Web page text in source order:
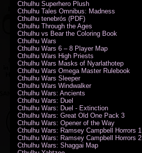
Cthulhu Superhero Plush
Cthulhu Tales Omnibus: Madness
Cthulhu tenebrós (PDF)
Cthulhu Through the Ages
Cthulhu vs Bear the Coloring Book
Cthulhu Wars
Cthulhu Wars 6 – 8 Player Map
Cthulhu Wars High Priests
Cthulhu Wars Masks of Nyarlathotep
Cthulhu Wars Omega Master Rulebook
Cthulhu Wars Sleeper
Cthulhu Wars Windwalker
Cthulhu Wars: Ancients
Cthulhu Wars: Duel
Cthulhu Wars: Duel - Extinction
Cthulhu Wars: Great Old One Pack 3
Cthulhu Wars: Opener of the Way
Cthulhu Wars: Ramsey Campbell Horrors 1
Cthulhu Wars: Ramsey Campbell Horrors 2
Cthulhu Wars: Shaggai Map